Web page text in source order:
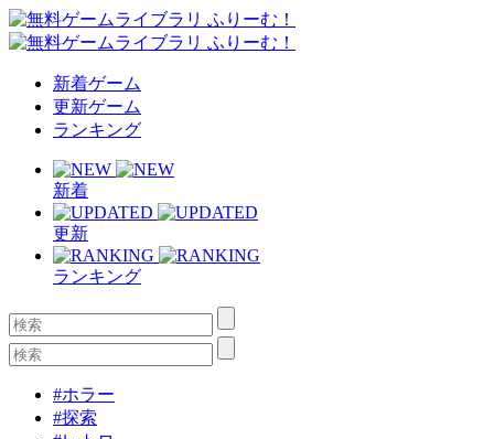
新着ゲーム
更新ゲーム
ランキング
新着
更新
ランキング
#ホラー
#探索